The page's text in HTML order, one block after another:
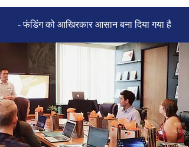
- फंडिंग को आखिरकार आसान बना दिया गया है